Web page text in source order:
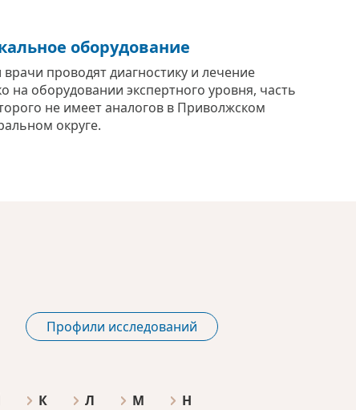
оборудование
проводят диагностику и лечение
на оборудовании экспертного уровня, часть
не имеет аналогов в Приволжском
округе.
Профили исследований
К Л М
Н